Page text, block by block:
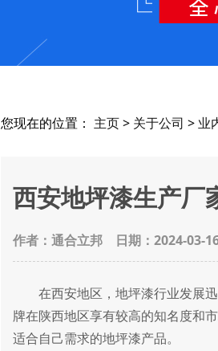
您现在的位置： 主页> 关于公司 > 业
西安地坪漆生产厂
作者：通合立邦 日期：2024-03-
在西安地区，地坪漆行业发展迅
牌在陕西地区享有较高的知名度和
适合自己需求的地坪漆产品。